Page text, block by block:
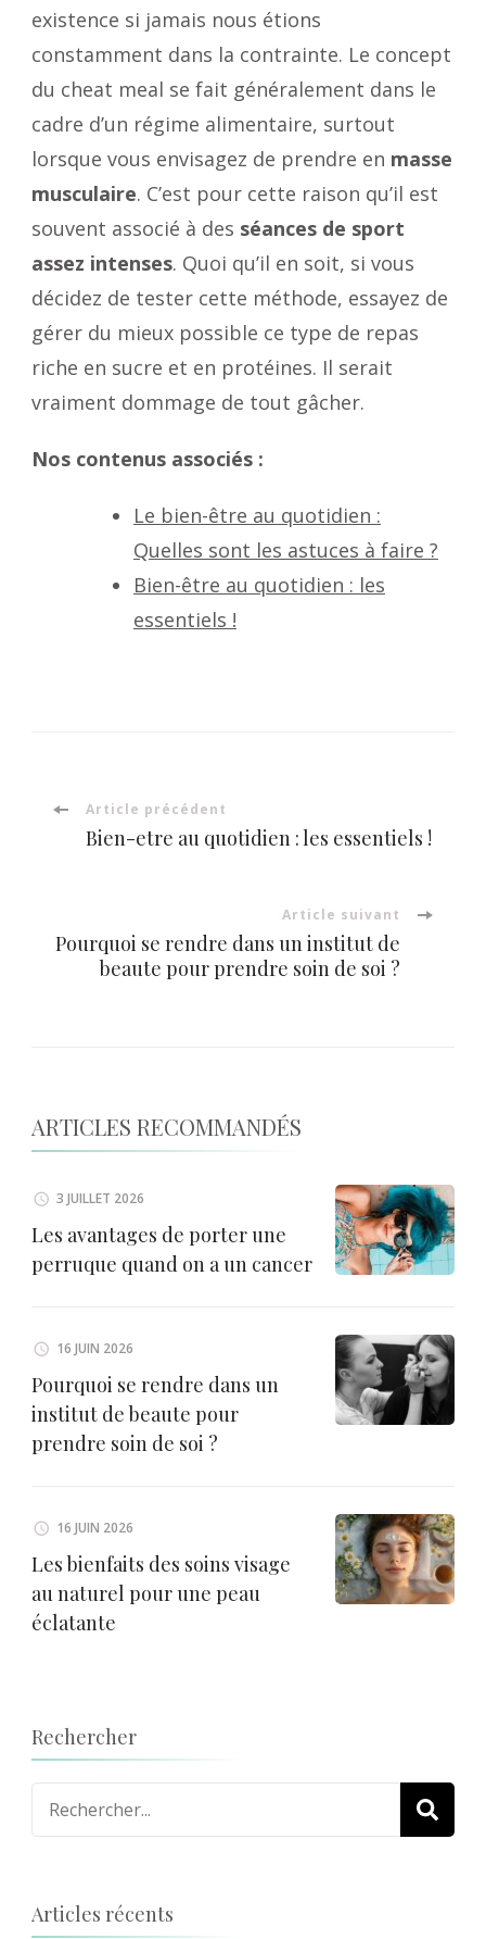
existence si jamais nous étions
constamment dans la contrainte. Le concept
du cheat meal se fait généralement dans le
cadre d’un régime alimentaire, surtout
lorsque vous envisagez de prendre en masse
musculaire. C’est pour cette raison qu’il est
souvent associé à des séances de sport
assez intenses. Quoi qu’il en soit, si vous
décidez de tester cette méthode, essayez de
gérer du mieux possible ce type de repas
riche en sucre et en protéines. Il serait
vraiment dommage de tout gâcher.
Nos contenus associés :
Le bien-être au quotidien :
Quelles sont les astuces à faire ?
Bien-être au quotidien : les
essentiels !
Navigation
Article précédent
Bien-etre au quotidien : les essentiels !
Article suivant
Pourquoi se rendre dans un institut de
beaute pour prendre soin de soi ?
ARTICLES RECOMMANDÉS
3 JUILLET 2026
Les avantages de porter une
perruque quand on a un cancer
16 JUIN 2026
Pourquoi se rendre dans un
institut de beaute pour
prendre soin de soi ?
16 JUIN 2026
Les bienfaits des soins visage
au naturel pour une peau
éclatante
Rechercher
Recherche
pour
Articles récents